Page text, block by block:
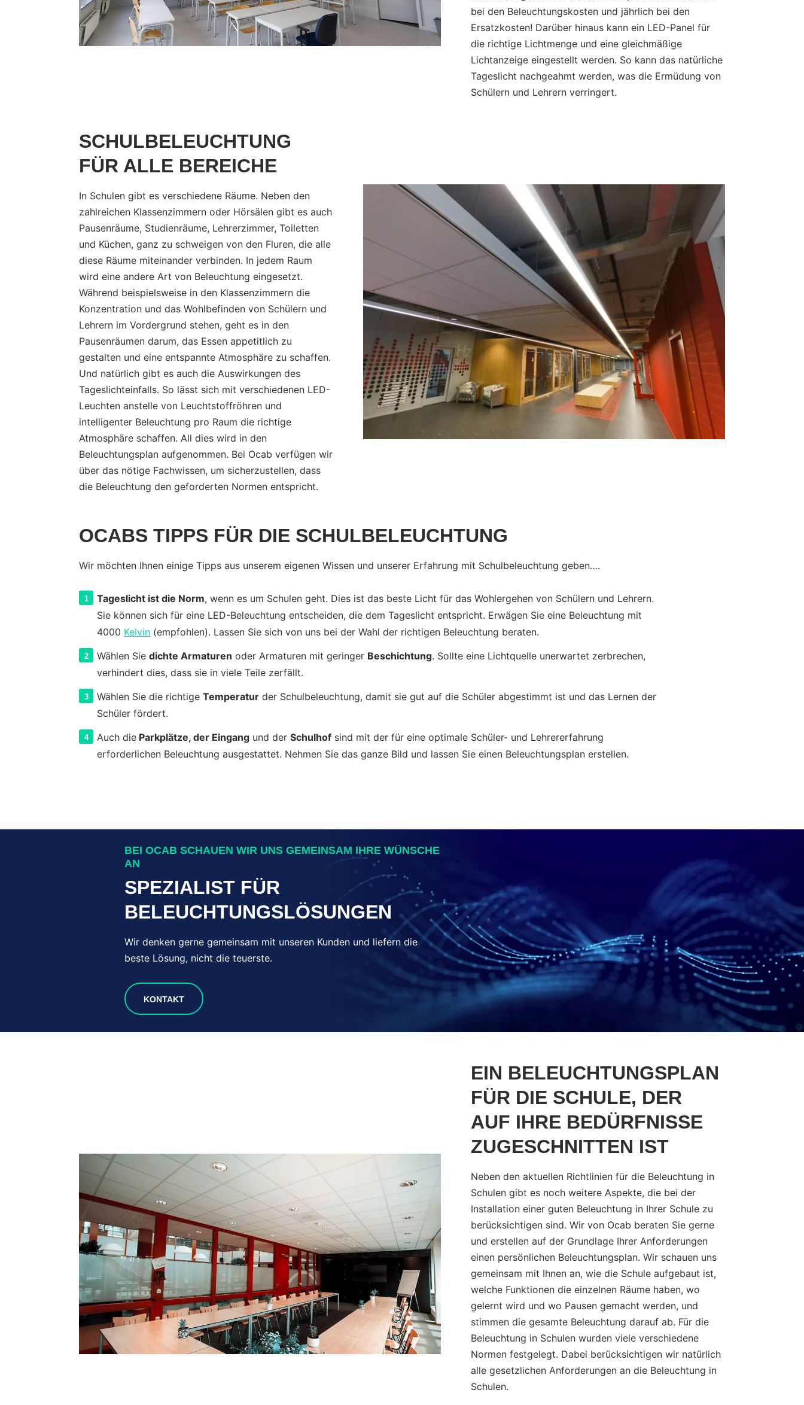
bei den Beleuchtungskosten und jährlich bei den
Ersatzkosten! Darüber hinaus kann ein LED-Panel für
die richtige Lichtmenge und eine gleichmäßige
Lichtanzeige eingestellt werden. So kann das natürliche
Tageslicht nachgeahmt werden, was die Ermüdung von
Schülern und Lehrern verringert.
SCHULBELEUCHTUNG
FÜR ALLE BEREICHE
In Schulen gibt es verschiedene Räume. Neben den
zahlreichen Klassenzimmern oder Hörsälen gibt es auch
Pausenräume, Studienräume, Lehrerzimmer, Toiletten
und Küchen, ganz zu schweigen von den Fluren, die alle
diese Räume miteinander verbinden. In jedem Raum
wird eine andere Art von Beleuchtung eingesetzt.
Während beispielsweise in den Klassenzimmern die
Konzentration und das Wohlbefinden von Schülern und
Lehrern im Vordergrund stehen, geht es in den
Pausenräumen darum, das Essen appetitlich zu
gestalten und eine entspannte Atmosphäre zu schaffen.
Und natürlich gibt es auch die Auswirkungen des
Tageslichteinfalls. So lässt sich mit verschiedenen LED-
Leuchten anstelle von Leuchtstoffröhren und
intelligenter Beleuchtung pro Raum die richtige
Atmosphäre schaffen. All dies wird in den
Beleuchtungsplan aufgenommen. Bei Ocab verfügen wir
über das nötige Fachwissen, um sicherzustellen, dass
die Beleuchtung den geforderten Normen entspricht.
OCABS TIPPS FÜR DIE SCHULBELEUCHTUNG
Wir möchten Ihnen einige Tipps aus unserem eigenen Wissen und unserer Erfahrung mit Schulbeleuchtung geben….
Tageslicht ist die Norm, wenn es um Schulen geht. Dies ist das beste Licht für das Wohlergehen von Schülern und Lehrern.
Sie können sich für eine LED-Beleuchtung entscheiden, die dem Tageslicht entspricht. Erwägen Sie eine Beleuchtung mit
4000 Kelvin (empfohlen). Lassen Sie sich von uns bei der Wahl der richtigen Beleuchtung beraten.
Wählen Sie dichte Armaturen oder Armaturen mit geringer Beschichtung. Sollte eine Lichtquelle unerwartet zerbrechen,
verhindert dies, dass sie in viele Teile zerfällt.
Wählen Sie die richtige Temperatur der Schulbeleuchtung, damit sie gut auf die Schüler abgestimmt ist und das Lernen der
Schüler fördert.
Auch die Parkplätze, der Eingang und der Schulhof sind mit der für eine optimale Schüler- und Lehrererfahrung
erforderlichen Beleuchtung ausgestattet. Nehmen Sie das ganze Bild und lassen Sie einen Beleuchtungsplan erstellen.
BEI OCAB SCHAUEN WIR UNS GEMEINSAM IHRE WÜNSCHE
AN
SPEZIALIST FÜR
BELEUCHTUNGSLÖSUNGEN
Wir denken gerne gemeinsam mit unseren Kunden und liefern die
beste Lösung, nicht die teuerste.
KONTAKT
EIN BELEUCHTUNGSPLAN
FÜR DIE SCHULE, DER
AUF IHRE BEDÜRFNISSE
ZUGESCHNITTEN IST
Neben den aktuellen Richtlinien für die Beleuchtung in
Schulen gibt es noch weitere Aspekte, die bei der
Installation einer guten Beleuchtung in Ihrer Schule zu
berücksichtigen sind. Wir von Ocab beraten Sie gerne
und erstellen auf der Grundlage Ihrer Anforderungen
einen persönlichen Beleuchtungsplan. Wir schauen uns
gemeinsam mit Ihnen an, wie die Schule aufgebaut ist,
welche Funktionen die einzelnen Räume haben, wo
gelernt wird und wo Pausen gemacht werden, und
stimmen die gesamte Beleuchtung darauf ab. Für die
Beleuchtung in Schulen wurden viele verschiedene
Normen festgelegt. Dabei berücksichtigen wir natürlich
alle gesetzlichen Anforderungen an die Beleuchtung in
Schulen.